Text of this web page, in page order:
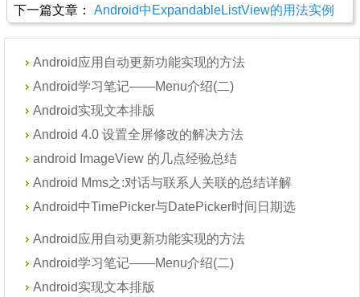
下一篇文章： Android中ExpandableListView的用法实例
Android应用自动更新功能实现的方法
Android学习笔记——Menu介绍(二)
Android实现文本排版
Android 4.0 设置全屏修改的解决方法
android ImageView 的几点经验总结
Android Mms之:对话与联系人关联的总结详解
Android中TimePicker与DatePicker时间日期选
Android应用自动更新功能实现的方法
Android学习笔记——Menu介绍(二)
Android实现文本排版